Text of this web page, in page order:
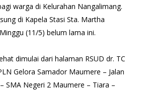
warga di Kelurahan Nangalimang.
di Kapela Stasi Sta. Martha
(11/5) belum lama ini.
dimulai dari halaman RSUD dr. TC
Gelora Samador Maumere – Jalan
SMA Negeri 2 Maumere – Tiara –